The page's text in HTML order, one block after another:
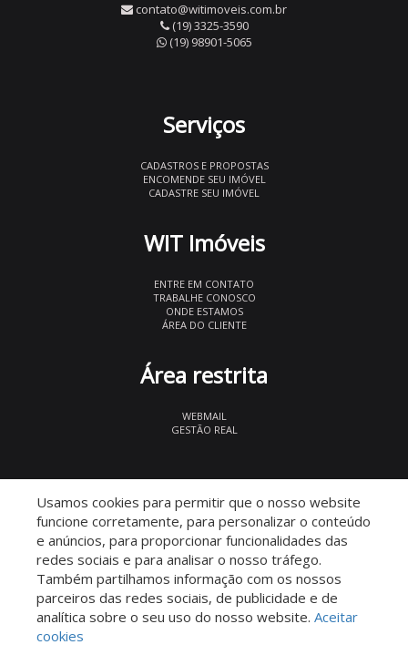
contato@witimoveis.com.br
(19) 3325-3590
(19) 98901-5065
Serviços
CADASTROS E PROPOSTAS
ENCOMENDE SEU IMÓVEL
CADASTRE SEU IMÓVEL
WIT Imóveis
ENTRE EM CONTATO
TRABALHE CONOSCO
ONDE ESTAMOS
ÁREA DO CLIENTE
Área restrita
WEBMAIL
GESTÃO REAL
Descomplicado por:
Usamos cookies para permitir que o nosso website
funcione corretamente, para personalizar o conteúdo
e anúncios, para proporcionar funcionalidades das
redes sociais e para analisar o nosso tráfego.
Também partilhamos informação com os nossos
parceiros das redes sociais, de publicidade e de
analítica sobre o seu uso do nosso website. Aceitar
cookies